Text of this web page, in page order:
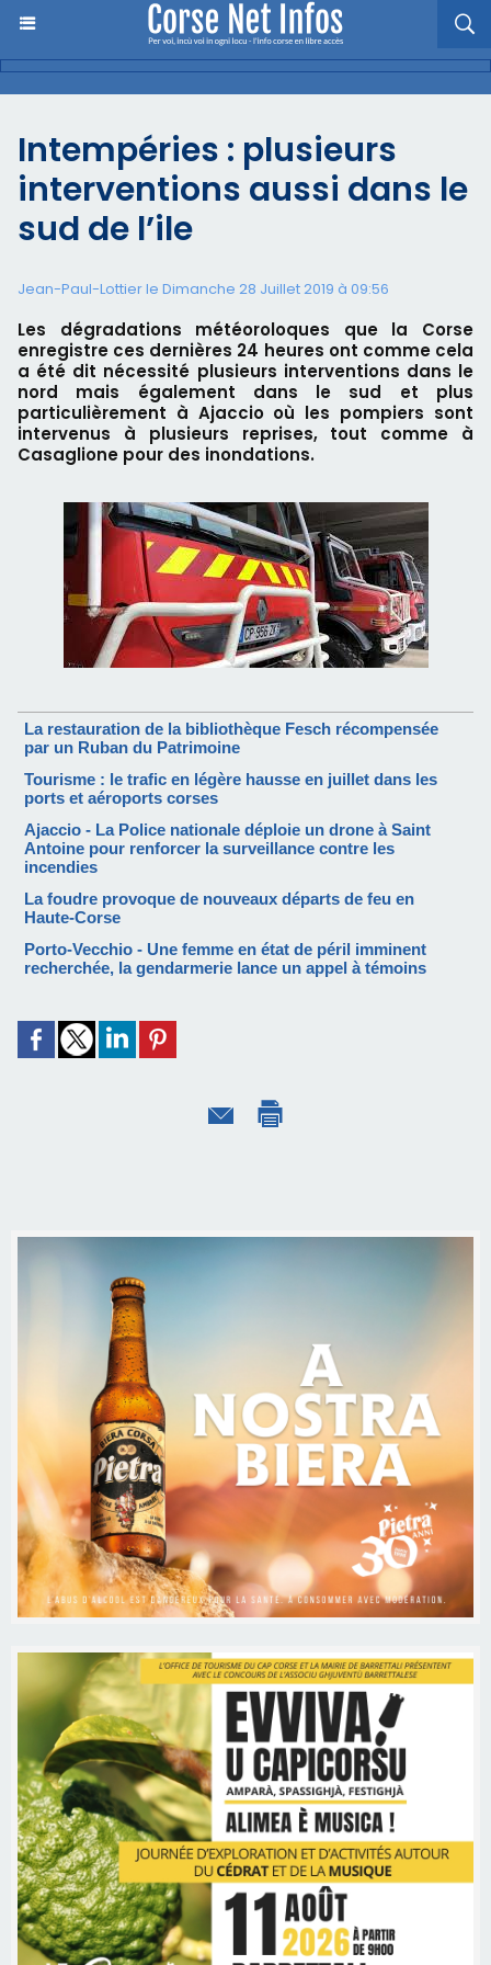
Intempéries : plusieurs
interventions aussi dans le
sud de l’ile
Jean-Paul-Lottier le Dimanche 28 Juillet 2019 à 09:56
Les dégradations météoroloques que la Corse
enregistre ces dernières 24 heures ont comme cela
a été dit nécessité plusieurs interventions dans le
nord mais également dans le sud et plus
particulièrement à Ajaccio où les pompiers sont
intervenus à plusieurs reprises, tout comme à
Casaglione pour des inondations.
La restauration de la bibliothèque Fesch récompensée
par un Ruban du Patrimoine
Tourisme : le trafic en légère hausse en juillet dans les
ports et aéroports corses
Ajaccio - La Police nationale déploie un drone à Saint
Antoine pour renforcer la surveillance contre les
incendies
La foudre provoque de nouveaux départs de feu en
Haute-Corse
Porto-Vecchio - Une femme en état de péril imminent
recherchée, la gendarmerie lance un appel à témoins